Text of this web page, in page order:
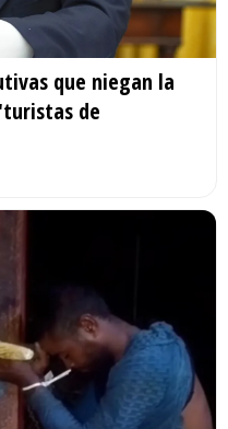
que niegan la
de